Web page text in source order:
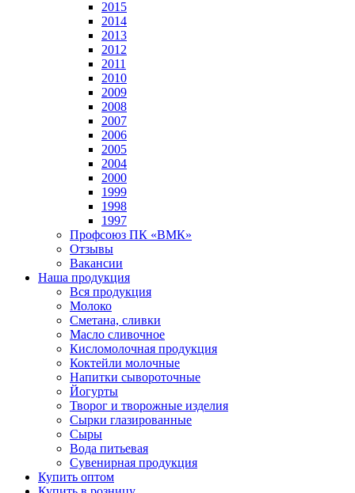
2015
2014
2013
2012
2011
2010
2009
2008
2007
2006
2005
2004
2000
1999
1998
1997
Профсоюз ПК «ВМК»
Отзывы
Вакансии
Наша продукция
Вся продукция
Молоко
Сметана, сливки
Масло сливочное
Кисломолочная продукция
Коктейли молочные
Напитки сывороточные
Йогурты
Творог и творожные изделия
Сырки глазированные
Сыры
Вода питьевая
Сувенирная продукция
Купить оптом